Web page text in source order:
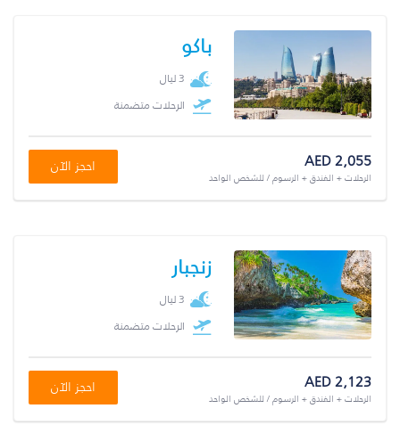
باكو
3 ليال
الرحلات متضمنة
AED 2,055
الرحلات + الفندق + الرسوم / للشخص الواحد
احجز الآن
زنجبار
3 ليال
الرحلات متضمنة
AED 2,123
الرحلات + الفندق + الرسوم / للشخص الواحد
احجز الآن